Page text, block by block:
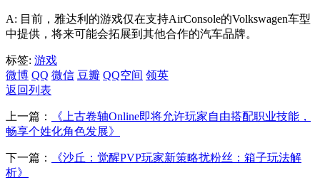
A: 目前，雅达利的游戏仅在支持AirConsole的Volkswagen车型
中提供，将来可能会拓展到其他合作的汽车品牌。
标签: 游戏
微博 QQ 微信 豆瓣 QQ空间 领英
返回列表
上一篇：
《上古卷轴Online即将允许玩家自由搭配职业技能，
畅享个姓化角色发展》
下一篇：
《沙丘：觉醒PVP玩家新策略扰粉丝：箱子玩法解
析》